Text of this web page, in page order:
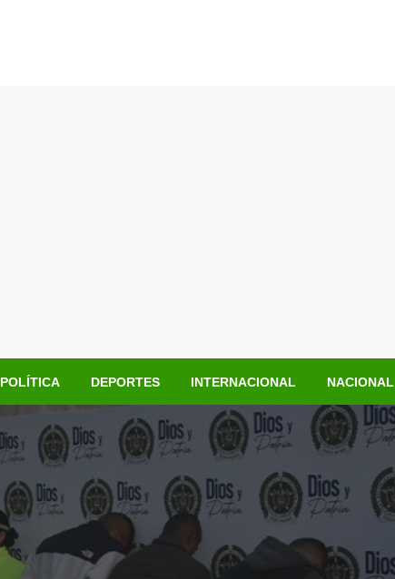
POLÍTICA DEPORTES INTERNACIONAL NACIONAL